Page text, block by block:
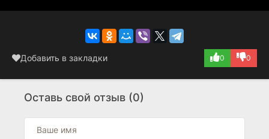
Добавить в закладки 0 0
Оставь свой отзыв (0)